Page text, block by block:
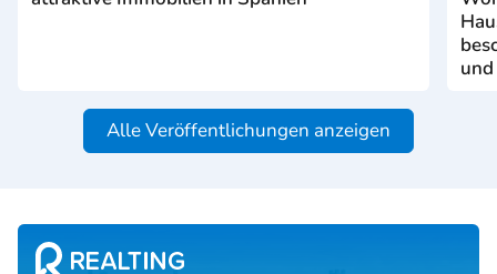
Alle Veröffentlichungen anzeigen